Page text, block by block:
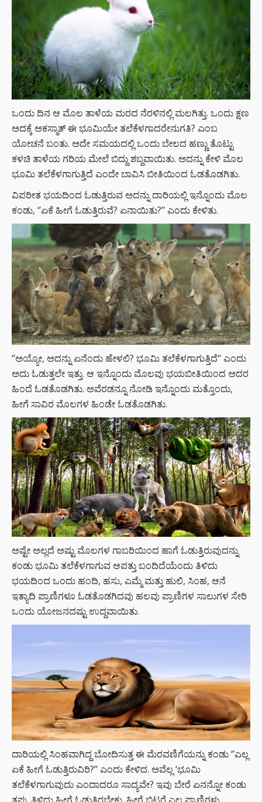
ಒಂದು ದಿನ ಆ ಮೊಲ ತಾಳೆಯ ಮರದ ನೆರಳಿನಲ್ಲಿ ಮಲಗಿತ್ತು. ಒಂದು ಕ್ಷಣ
ಅದಕ್ಕೆ ಅಕಸ್ಮಾತ್ ಈ ಭೂಮಿಯೇ ತಲೆಕೆಳಗಾದರೇನುಗತಿ? ಎಂಬ
ಯೋಚನೆ ಬಂತು. ಅದೇ ಸಮಯದಲ್ಲಿ ಒಂದು ಬೇಲದ ಹಣ್ಣು ತೊಟ್ಟು
ಕಳಚಿ ತಾಳೆಯ ಗರಿಯ ಮೇಲೆ ಬಿದ್ದು ಶಬ್ದವಾಯಿತು. ಅದನ್ನು ಕೇಳಿ ಮೊಲ
ಭೂಮಿ ತಲೆಕೆಳಗಾಗುತ್ತಿದೆ ಎಂದೇ ಬಾವಿಸಿ ಬೀತಿಯಿಂದ ಓಡತೊಡಗಿತು.
ವಿಪರೀತ ಭಯದಿಂದ ಓಡುತ್ತಿರುವ ಅದನ್ನು ದಾರಿಯಲ್ಲಿ ಇನ್ನೊಂದು ಮೊಲ
ಕಂಡು, ‘’ಏಕೆ ಹೀಗೆ ಓಡುತ್ತಿರುವೆ? ಏನಾಯಿತು?’’ ಎಂದು ಕೇಳಿತು.
‘’ಅಯ್ಯೋ, ಅದನ್ನು ಏನೆಂದು ಹೇಳಲಿ? ಭೂಮಿ ತಲೆಕೆಳಗಾಗುತ್ತಿದೆ‘’ ಎಂದು
ಅದು ಓಡುತ್ತಲೇ ಇತ್ತು. ಆ ಇನ್ನೊಂದು ಮೊಲವು ಭಯಬೀತಿಯಿಂದ ಅದರ
ಹಿಂದೆ ಓಡತೊಡಗಿತು. ಅವೆರಡನ್ನೂ ನೋಡಿ ಇನ್ನೊಂದು ಮತ್ತೊಂದು,
ಹೀಗೆ ಸಾವಿರ ಮೊಲಗಳ ಹಿಂಡೇ ಓಡತೊಡಗಿತು.
ಅಷ್ಟೇ ಅಲ್ಲದೆ ಅಷ್ಟು ಮೊಲಗಳ ಗಾಬರಿಯಿಂದ ಹಾಗೆ ಓಡುತ್ತಿರುವುದನ್ನು
ಕಂಡು ಭೂಮಿ ತಲೆಕೆಳಗಾಗುವ ಆಪತ್ತು ಬಂದಿದೆಯೆಂದು ತಿಳಿದು
ಭಯದಿಂದ ಒಂದು ಹಂದಿ, ಹಸು, ಎಮ್ಮೆ ಮತ್ತು ಹುಲಿ, ಸಿಂಹ, ಆನೆ
ಇತ್ಯಾದಿ ಪ್ರಾಣಿಗಳೂ ಓಡತೊಡಗಿದವು ಹಲವು ಪ್ರಾಣಿಗಳ ಸಾಲುಗಳ ಸೇರಿ
ಒಂದು ಯೋಜನದಷ್ಟು ಉದ್ದವಾಯಿತು.
ದಾರಿಯಲ್ಲಿ ಸಿಂಹವಾಗಿದ್ದ ಬೋದಿಸುತ್ತ ಈ ಮೆರವಣಿಗೆಯನ್ನು ಕಂಡು ‘’ಎಲ್ಲ
ಏಕೆ ಹೀಗೆ ಓಡುತ್ತಿರುವಿರಿ?’’ ಎಂದು ಕೇಳಿದ. ಅವೆಲ್ಲ ‘ಭೂಮಿ
ತಲೆಕೆಳಗಾಗುವುದು ಎಂದಾದರೂ ಸಾದ್ಯವೇ? ಇವು ಬೇರೆ ಏನನ್ನೋ ಕಂಡು